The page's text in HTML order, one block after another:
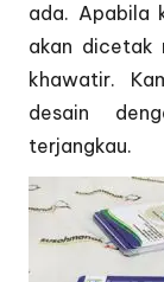
ada. Apabila
akan dicetak
khawatir.
desain
terjangkau.